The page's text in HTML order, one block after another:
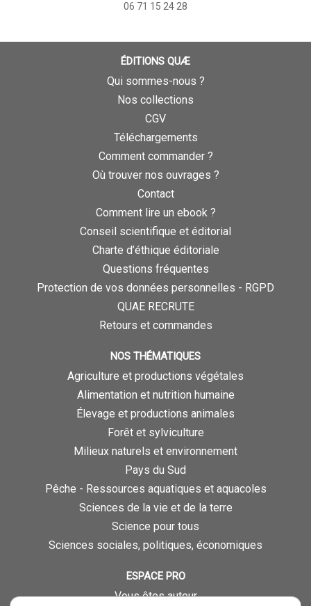
06 71 15 24 28
ÉDITIONS QUÆ
Qui sommes-nous ?
Nos collections
CGV
Téléchargements
Comment commander ?
Où trouver nos ouvrages ?
Contact
Comment lire un ebook ?
Conseil scientifique et éditorial
Charte d’éthique éditoriale
Questions fréquentes
Protection de vos données personnelles - RGPD
QUAE RECRUTE
Retours et commandes
NOS THÉMATIQUES
Agriculture et productions végétales
Alimentation et nutrition humaine
Élevage et productions animales
Forêt et sylviculture
Milieux naturels et environnement
Pays du Sud
Pêche - Ressources aquatiques et aquacoles
Sciences de la vie et de la terre
Science pour tous
Sciences sociales, politiques, économiques
ESPACE PRO
Vous êtes auteur